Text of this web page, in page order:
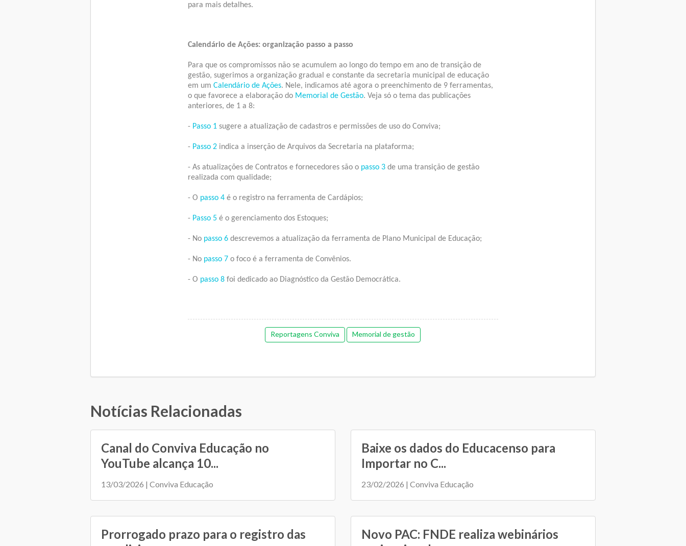
para mais detalhes.
Calendário de Ações: organização passo a passo
Para que os compromissos não se acumulem ao longo do tempo em ano de transição de
gestão, sugerimos a organização gradual e constante da secretaria municipal de educação
em um Calendário de Ações. Nele, indicamos até agora o preenchimento de 9 ferramentas,
o que favorece a elaboração do Memorial de Gestão. Veja só o tema das publicações
anteriores, de 1 a 8:
- Passo 1sugere a atualização de cadastros e permissões de uso do Conviva;
- Passo 2indica a inserção de Arquivos da Secretaria na plataforma;
- As atualizações de Contratos e fornecedores são o passo 3de uma transição de gestão
realizada com qualidade;
- O passo 4é o registro na ferramenta de Cardápios;
- Passo 5é o gerenciamento dos Estoques;
- No passo 6descrevemos a atualização da ferramenta de Plano Municipal de Educação;
- No passo 7o foco é a ferramenta de Convênios.
- O passo 8foi dedicado ao Diagnóstico da Gestão Democrática.
Reportagens Conviva Memorial de gestão
Notícias Relacionadas
Canal do Conviva Educação no
YouTube alcança 10...
13/03/2026 | Conviva Educação
Baixe os dados do Educacenso para
Importar no C...
23/02/2026 | Conviva Educação
Prorrogado prazo para o registro das
Novo PAC: FNDE realiza webinários